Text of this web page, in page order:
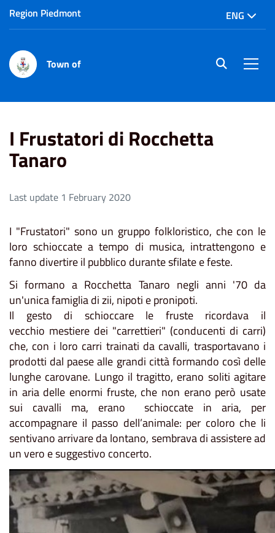
Region Piedmont ENG
Town of site.searc
I Frustatori di Rocchetta
Tanaro
Last update 1 February 2020
I "Frustatori" sono un gruppo folkloristico, che con le
loro schioccate a tempo di musica, intrattengono e
fanno divertire il pubblico durante sfilate e feste.
Si formano a Rocchetta Tanaro negli anni '70 da
un'unica famiglia di zii, nipoti e pronipoti.
Il gesto di schioccare le fruste ricordava il
vecchio mestiere dei "carrettieri" (conducenti di carri)
che, con i loro carri trainati da cavalli, trasportavano i
prodotti dal paese alle grandi città formando così delle
lunghe carovane. Lungo il tragitto, erano soliti agitare
in aria delle enormi fruste, che non erano però usate
sui cavalli ma, erano schioccate in aria, per
accompagnare il passo dell’animale: per coloro che li
sentivano arrivare da lontano, sembrava di assistere ad
un vero e suggestivo concerto.